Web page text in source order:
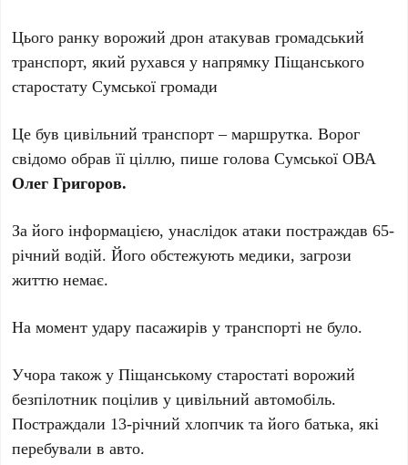
Цього ранку ворожий дрон атакував громадський
транспорт, який рухався у напрямку Піщанського
старостату Сумської громади
Це був цивільний транспорт – маршрутка. Ворог
свідомо обрав її ціллю, пише голова Сумської ОВА
Олег Григоров.
За його інформацією, унаслідок атаки постраждав 65-
річний водій. Його обстежують медики, загрози
життю немає.
На момент удару пасажирів у транспорті не було.
Учора також у Піщанському старостаті ворожий
безпілотник поцілив у цивільний автомобіль.
Постраждали 13-річний хлопчик та його батька, які
перебували в авто.